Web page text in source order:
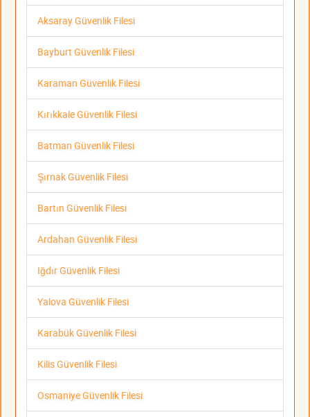
Aksaray Güvenlik Filesi
Bayburt Güvenlik Filesi
Karaman Güvenlik Filesi
Kırıkkale Güvenlik Filesi
Batman Güvenlik Filesi
Şırnak Güvenlik Filesi
Bartın Güvenlik Filesi
Ardahan Güvenlik Filesi
Iğdır Güvenlik Filesi
Yalova Güvenlik Filesi
Karabük Güvenlik Filesi
Kilis Güvenlik Filesi
Osmaniye Güvenlik Filesi